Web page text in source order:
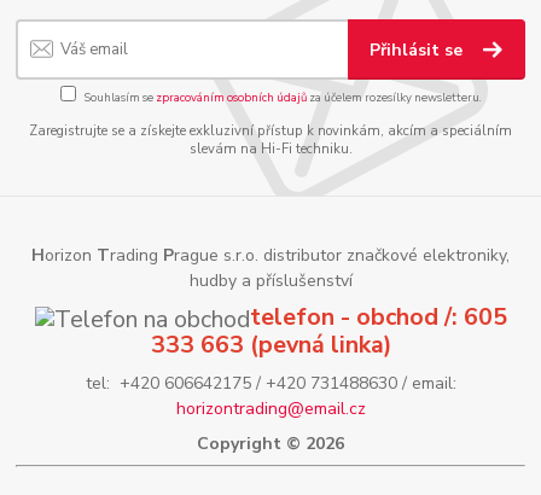
Přihlásit se
Souhlasím se zpracováním osobních údajůza účelem rozesílky newsletteru.
Zaregistrujte se a získejte exkluzivní přístup k novinkám, akcím a speciálním
slevám na Hi-Fi techniku.
Horizon Trading Prague s.r.o. distributor značkové elektroniky,
hudby a příslušenství
telefon - obchod /: 605
333 663 (pevná linka)
tel: +420 606642175 / +420 731488630 / email:
horizontrading@email.cz
Copyright © 2026